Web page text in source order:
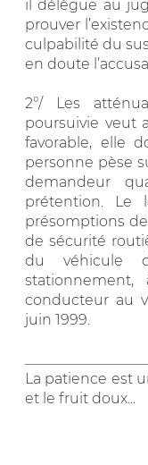
il délègue au
prouver
culpabilité du
en doute
2°/ Les
poursuivie veut
favorable, elle
personne pèse
demandeur
prétention. Le
présomptions
de sécurité
du véhicule
conducteur au
juin 1999.
La patience est
et le fruit doux...